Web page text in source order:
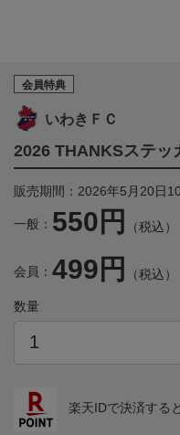
会員特典
いわきＦＣ
2026 THANKSステッ
販売期間：2026年5月20日
一般： 550円 （税込）
会員： 499円 （税込）
数量
楽天IDで決済すると